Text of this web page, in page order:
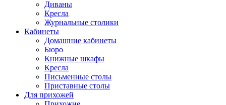
Диваны
Кресла
Журнальные столики
Кабинеты
Домашние кабинеты
Бюро
Книжные шкафы
Кресла
Письменные столы
Приставные столы
Для прихожей